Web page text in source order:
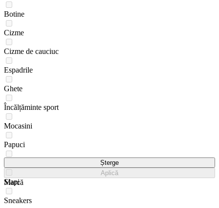
Botine
Cizme
Cizme de cauciuc
Espadrile
Ghete
Încălțăminte sport
Mocasini
Papuci
Slapi
Sneakers
Șterge
Aplică
Marcă